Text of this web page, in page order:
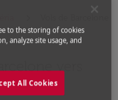
vers
to the storing of cookies
analyze site usage, and
All Cookies